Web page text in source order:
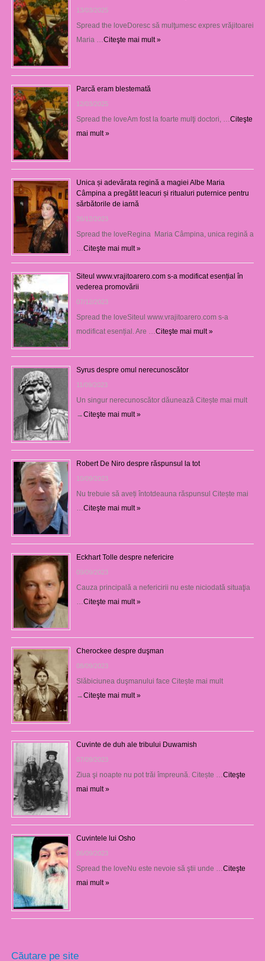
13/03/2025
Spread the loveDoresc să mulţumesc expres vrăjitoarei
Maria …Citeşte mai mult »
Parcă eram blestemată
12/03/2025
Spread the loveAm fost la foarte mulţi doctori, …Citeşte
mai mult »
Unica și adevărata regină a magiei Albe Maria
Câmpina a pregătit leacuri și ritualuri puternice pentru
sărbătorile de iarnă
26/12/2023
Spread the loveRegina Maria Câmpina, unica regină a
…Citeşte mai mult »
Siteul www.vrajitoarero.com s-a modificat esențial în
vederea promovării
07/12/2023
Spread the loveSiteul www.vrajitoarero.com s-a
modificat esențial. Are …Citeşte mai mult »
Syrus despre omul nerecunoscător
11/09/2023
Un singur nerecunoscător dăunează Citește mai mult
→Citeşte mai mult »
Robert De Niro despre răspunsul la tot
10/09/2023
Nu trebuie să aveți întotdeauna răspunsul Citește mai
…Citeşte mai mult »
Eckhart Tolle despre nefericire
09/09/2023
Cauza principală a nefericirii nu este niciodată situaţia
…Citeşte mai mult »
Cherockee despre duşman
08/09/2023
Slăbiciunea duşmanului face Citește mai mult
→Citeşte mai mult »
Cuvinte de duh ale tribului Duwamish
07/09/2023
Ziua şi noapte nu pot trăi împreună. Citește …Citeşte
mai mult »
Cuvintele lui Osho
06/09/2023
Spread the loveNu este nevoie să ştii unde …Citeşte
mai mult »
Căutare pe site